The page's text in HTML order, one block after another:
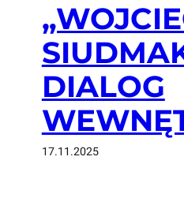
DIALOG
17.11.2025